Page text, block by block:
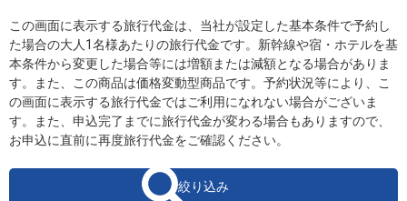
この画面に表示する旅行代金は、当社が設定した基本条件で予約し
た場合の大人1名様あたりの旅行代金です。新幹線や宿・ホテルを基
本条件から変更した場合等には増額または減額となる場合がありま
す。また、この商品は価格変動型商品です。予約状況等により、こ
の画面に表示する旅行代金ではご利用になれない場合がございま
す。また、申込完了までに旅行代金が変わる場合もありますので、
お申込に直前に再度旅行代金をご確認ください。
絞り込み